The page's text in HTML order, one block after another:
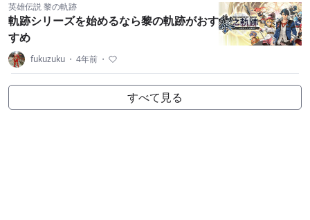
英雄伝説 黎の軌跡
軌跡シリーズを始めるなら黎の軌跡がおす
すめ
fukuzuku ・ 4年前 ・
すべて見る